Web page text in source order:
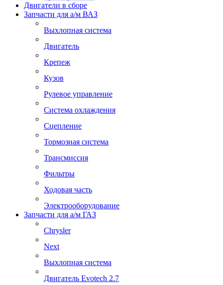
Двигатели в сборе
Запчасти для а/м ВАЗ
Выхлопная система
Двигатель
Крепеж
Кузов
Рулевое управление
Система охлаждения
Сцепление
Тормозная система
Трансмиссия
Фильтры
Ходовая часть
Электрооборудование
Запчасти для а/м ГАЗ
Chrysler
Next
Выхлопная система
Двигатель Evotech 2.7